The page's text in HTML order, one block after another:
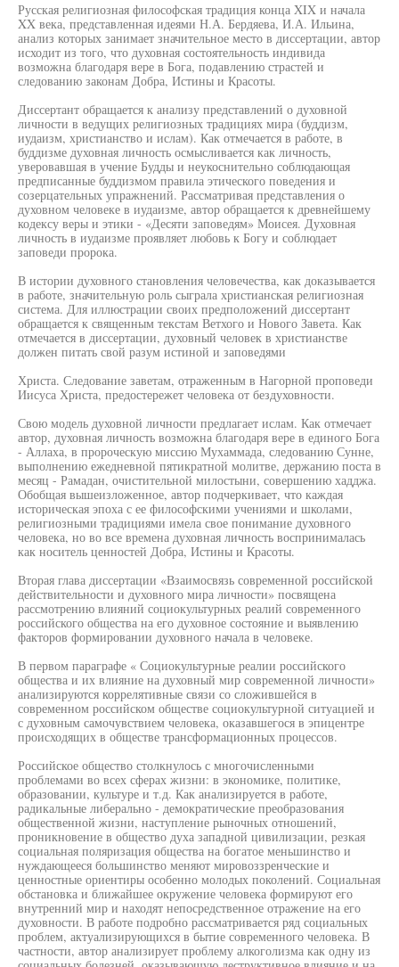
Русская религиозная философская традиция конца XIX и начала
XX века, представленная идеями Н.А. Бердяева, И.А. Ильина,
анализ которых занимает значительное место в диссертации, автор
исходит из того, что духовная состоятельность индивида
возможна благодаря вере в Бога, подавлению страстей и
следованию законам Добра, Истины и Красоты.
Диссертант обращается к анализу представлений о духовной
личности в ведущих религиозных традициях мира (буддизм,
иудаизм, христианство и ислам). Как отмечается в работе, в
буддизме духовная личность осмысливается как личность,
уверовавшая в учение Будды и неукоснительно соблюдающая
предписанные буддизмом правила этического поведения и
созерцательных упражнений. Рассматривая представления о
духовном человеке в иудаизме, автор обращается к древнейшему
кодексу веры и этики - «Десяти заповедям» Моисея. Духовная
личность в иудаизме проявляет любовь к Богу и соблюдает
заповеди пророка.
В истории духовного становления человечества, как доказывается
в работе, значительную роль сыграла христианская религиозная
система. Для иллюстрации своих предположений диссертант
обращается к священным текстам Ветхого и Нового Завета. Как
отмечается в диссертации, духовный человек в христианстве
должен питать свой разум истиной и заповедями
Христа. Следование заветам, отраженным в Нагорной проповеди
Иисуса Христа, предостережет человека от бездуховности.
Свою модель духовной личности предлагает ислам. Как отмечает
автор, духовная личность возможна благодаря вере в единого Бога
- Аллаха, в пророческую миссию Мухаммада, следованию Сунне,
выполнению ежедневной пятикратной молитве, держанию поста в
месяц - Рамадан, очистительной милостыни, совершению хадджа.
Обобщая вышеизложенное, автор подчеркивает, что каждая
историческая эпоха с ее философскими учениями и школами,
религиозными традициями имела свое понимание духовного
человека, но во все времена духовная личность воспринималась
как носитель ценностей Добра, Истины и Красоты.
Вторая глава диссертации «Взаимосвязь современной российской
действительности и духовного мира личности» посвящена
рассмотрению влияний социокультурных реалий современного
российского общества на его духовное состояние и выявлению
факторов формировании духовного начала в человеке.
В первом параграфе « Социокультурные реалии российского
общества и их влияние на духовный мир современной личности»
анализируются коррелятивные связи со сложившейся в
современном российском обществе социокультурной ситуацией и
с духовным самочувствием человека, оказавшегося в эпицентре
происходящих в обществе трансформационных процессов.
Российское общество столкнулось с многочисленными
проблемами во всех сферах жизни: в экономике, политике,
образовании, культуре и т.д. Как анализируется в работе,
радикальные либерально - демократические преобразования
общественной жизни, наступление рыночных отношений,
проникновение в общество духа западной цивилизации, резкая
социальная поляризация общества на богатое меньшинство и
нуждающееся большинство меняют мировоззренческие и
ценностные ориентиры особенно молодых поколений. Социальная
обстановка и ближайшее окружение человека формируют его
внутренний мир и находят непосредственное отражение на его
духовности. В работе подробно рассматривается ряд социальных
проблем, актуализирующихся в бытие современного человека. В
частности, автор анализирует проблему алкоголизма как одну из